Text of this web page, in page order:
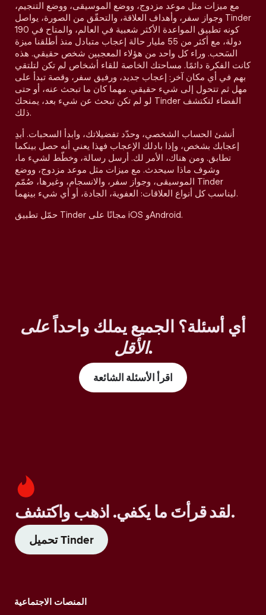
مع ميزات مثل موعد مزدوج، ووضع الموسيقى، ووضع التنجيم،
وجواز سفر، وأهداف العلاقة، والتحقّق من الصورة، يواصل Tinder
كونه تطبيق المواعدة الأكثر شعبية في العالم، والمتاح في 190
دولة، مع أكثر من 55 مليار حالة إعجاب متبادل منذ أطلقنا ميزة
السَحب. وراء كل واحد من هؤلاء المعجبين شخص حقيقي. هذه
كانت الفكرة دائمًا. مساحتك الخاصة للقاء أشخاص لم تكن لتلتقي
بهم في أي مكان آخر: إعجاب جديد، ورفيق سفر، وقصة تبدأ على
مهل ثم تتحول إلى شيء حقيقي. مهما كان ما تبحث عنه، أو حتى
لو لم تكن تبحث عن شيء بعد، يمنحك Tinder الفضاء لتكتشف
ذلك.
أنشئ الحساب الشخصي، وحدّد تفضيلاتك، وابدأ السحبات. أبدِ
إعجابك بشخص، وإذا بادلك الإعجاب فهذا يعني أنه حصل بينكما
تطابق. ومن هناك، الأمر لك. أرسل رسالة، وخطّط لشيء ما،
وشوف ماذا سيحدث. مع ميزات مثل موعد مزدوج، ووضع
الموسيقى، وجواز سفر، والانسجام، وغيرها، صُمّم Tinder
ليناسب كل أنواع العلاقات: العفوية، الجادة، أو أي شيء بينهما.
حمّل تطبيق Tinder مجانًا على iOS وAndroid.
أي أسئلة؟ الجميع يملك واحداً على
الأقل.
اقرأ الأسئلة الشائعة
لقد قرأتَ ما يكفي. اذهب واكتشف.
تحميل Tinder
المنصات الاجتماعية